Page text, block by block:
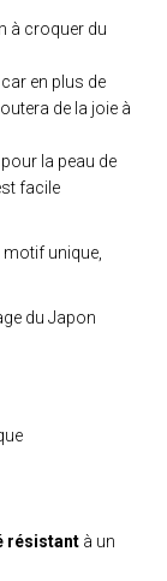
à croquer du
en plus de
de la joie à
pour la peau de
facile
unique,
du Japon
résistant à un